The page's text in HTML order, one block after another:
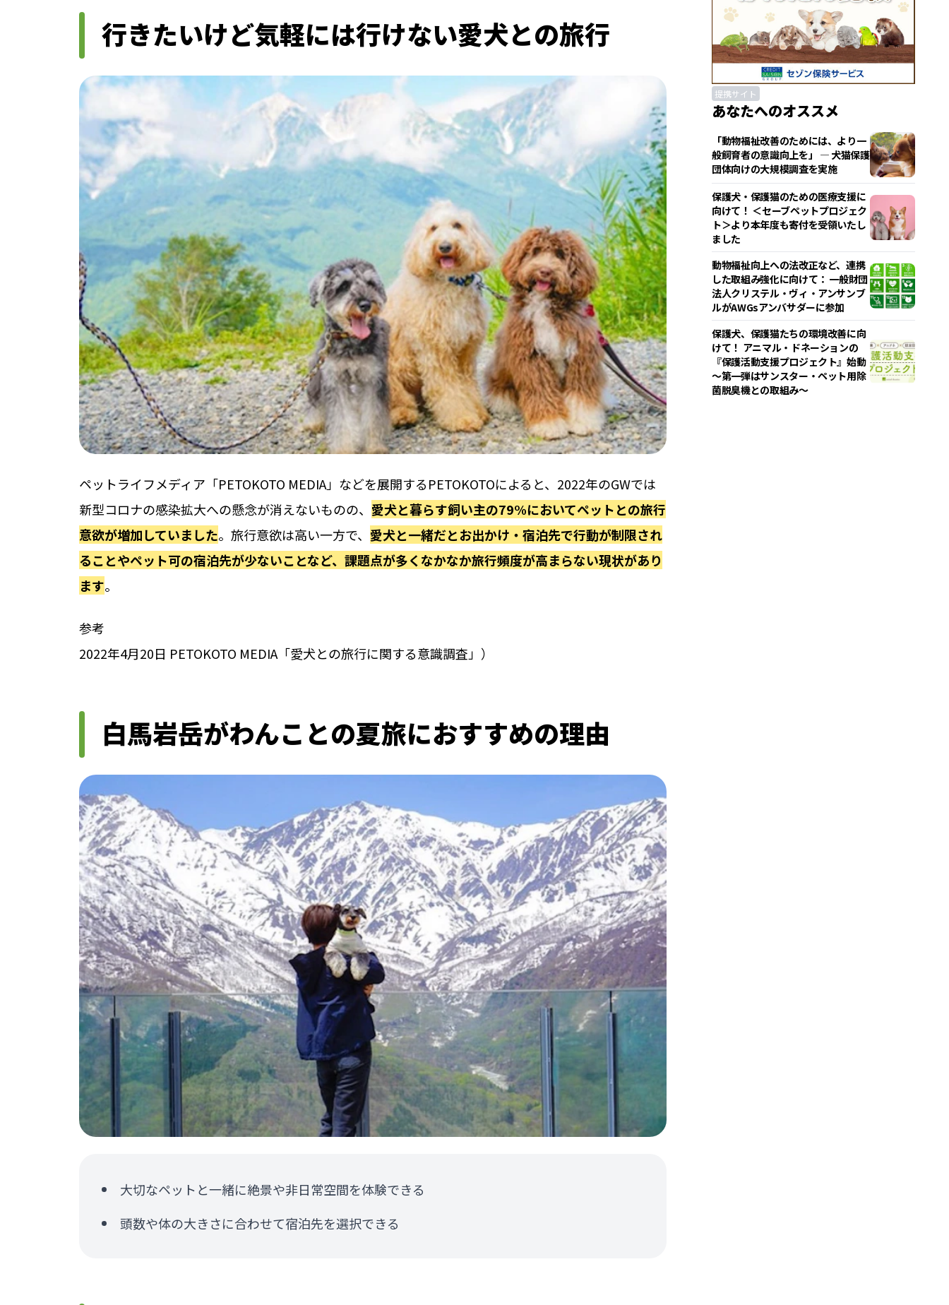
行きたいけど気軽には行けない愛犬との旅行
ペットライフメディア「PETOKOTO MEDIA」などを展開するPETOKOTOによると、2022年のGWでは
新型コロナの感染拡⼤への懸念が消えないものの、 愛⽝と暮らす飼い主の79%においてペットとの旅⾏
意欲が増加していました。旅⾏意欲は⾼い⼀⽅で、 愛⽝と⼀緒だとお出かけ・宿泊先で⾏動が制限され
ることやペット可の宿泊先が少ないことなど、課題点が多くなかなか旅⾏頻度が⾼まらない現状があり
ます。
参考
2022年4⽉20⽇ PETOKOTO MEDIA「愛⽝との旅⾏に関する意識調査」）
⽩⾺岩岳がわんことの夏旅におすすめの理由
大切なペットと⼀緒に絶景や⾮⽇常空間を体験できる
頭数や体の⼤きさに合わせて宿泊先を選択できる
提携サイト
あなたへのオススメ
「動物福祉改善のためには、より一
般飼育者の意識向上を」 ― 犬猫保護
団体向けの大規模調査を実施
保護犬・保護猫のための医療支援に
向けて！ ＜セーブペットプロジェク
ト＞より本年度も寄付を受領いたし
ました
動物福祉向上への法改正など、連携
した取組み強化に向けて： 一般財団
法人クリステル・ヴィ・アンサンブ
ルがAWGsアンバサダーに参加
保護犬、保護猫たちの環境改善に向
けて！ アニマル・ドネーションの
『保護活動支援プロジェクト』始動
～第一弾はサンスター・ペット用除
菌脱臭機との取組み～